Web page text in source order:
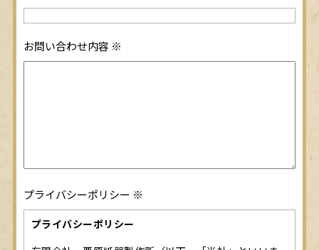
お問い合わせ内容 ※
プライバシーポリシー ※
プライバシーポリシー